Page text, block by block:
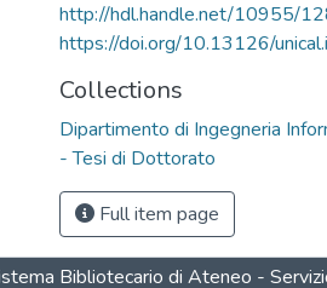
http://hdl.handle.net/10955/
https://doi.org/10.13126/
Collections
Dipartimento di Ingegneria
- Tesi di Dottorato
Full item page
Bibliotecario di Ateneo -